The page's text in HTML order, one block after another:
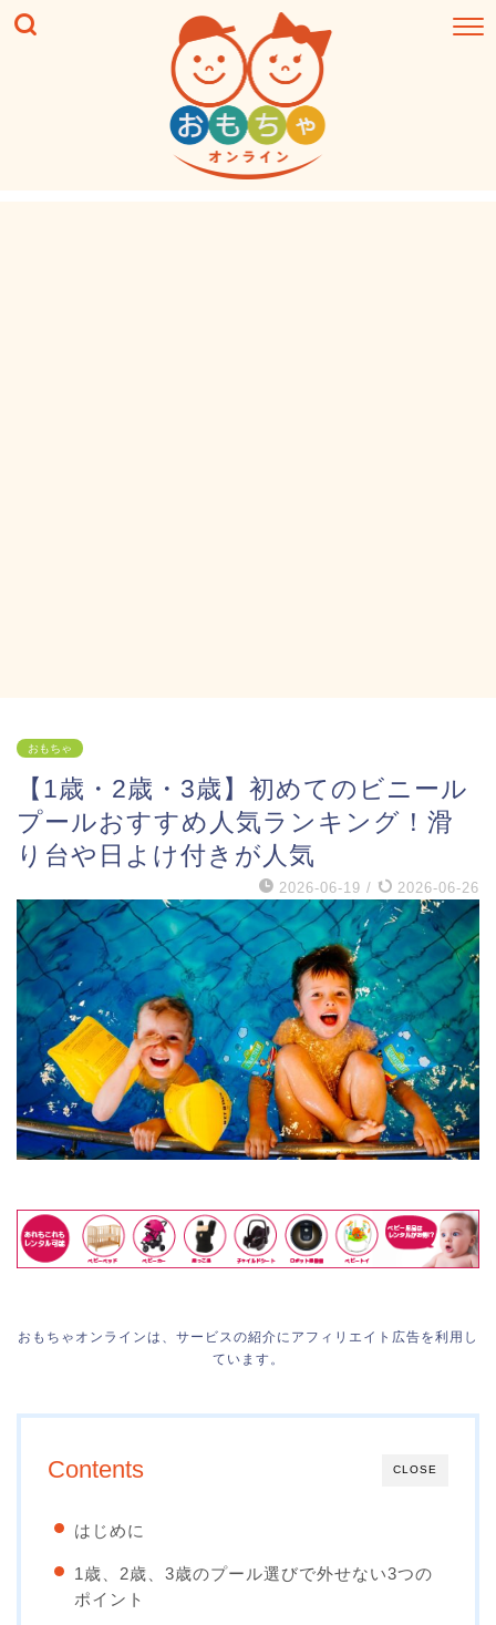
おもちゃ
【1歳・2歳・3歳】初めてのビニール
プールおすすめ人気ランキング！滑
り台や日よけ付きが人気
2026-06-19 / 2026-06-26
おもちゃオンラインは、サービスの紹介にアフィリエイト広告を利用し
ています。
CLOSE
Contents
はじめに
1歳、2歳、3歳のプール選びで外せない3つの
ポイント